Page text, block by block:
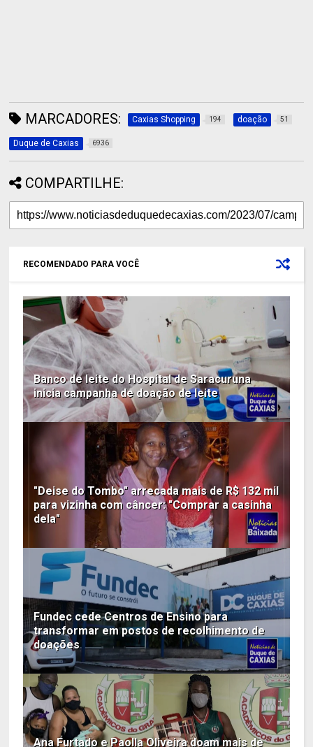
MARCADORES: Caxias Shopping 194 doação 51
Duque de Caxias 6936
COMPARTILHE:
RECOMENDADO PARA VOCÊ
Banco de leite do Hospital de Saracuruna
inicia campanha de doação de leite
"Deise do Tombo" arrecada mais de R$ 132 mil
para vizinha com câncer: "Comprar a casinha
dela"
Fundec cede Centros de Ensino para
transformar em postos de recolhimento de
doações
Ana Furtado e Paolla Oliveira doam mais de